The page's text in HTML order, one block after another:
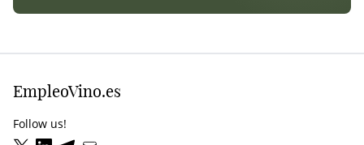
EmpleoVino.es
Follow us!